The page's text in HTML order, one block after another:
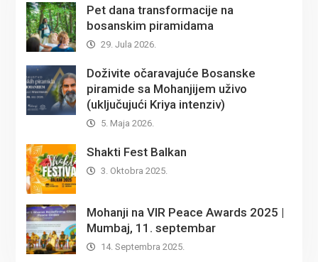
Pet dana transformacije na
bosanskim piramidama
29. Jula 2026.
Doživite očaravajuće Bosanske
piramide sa Mohanjijem uživo
(uključujući Kriya intenziv)
5. Maja 2026.
Shakti Fest Balkan
3. Oktobra 2025.
Mohanji na VIR Peace Awards 2025 |
Mumbaj, 11. septembar
14. Septembra 2025.